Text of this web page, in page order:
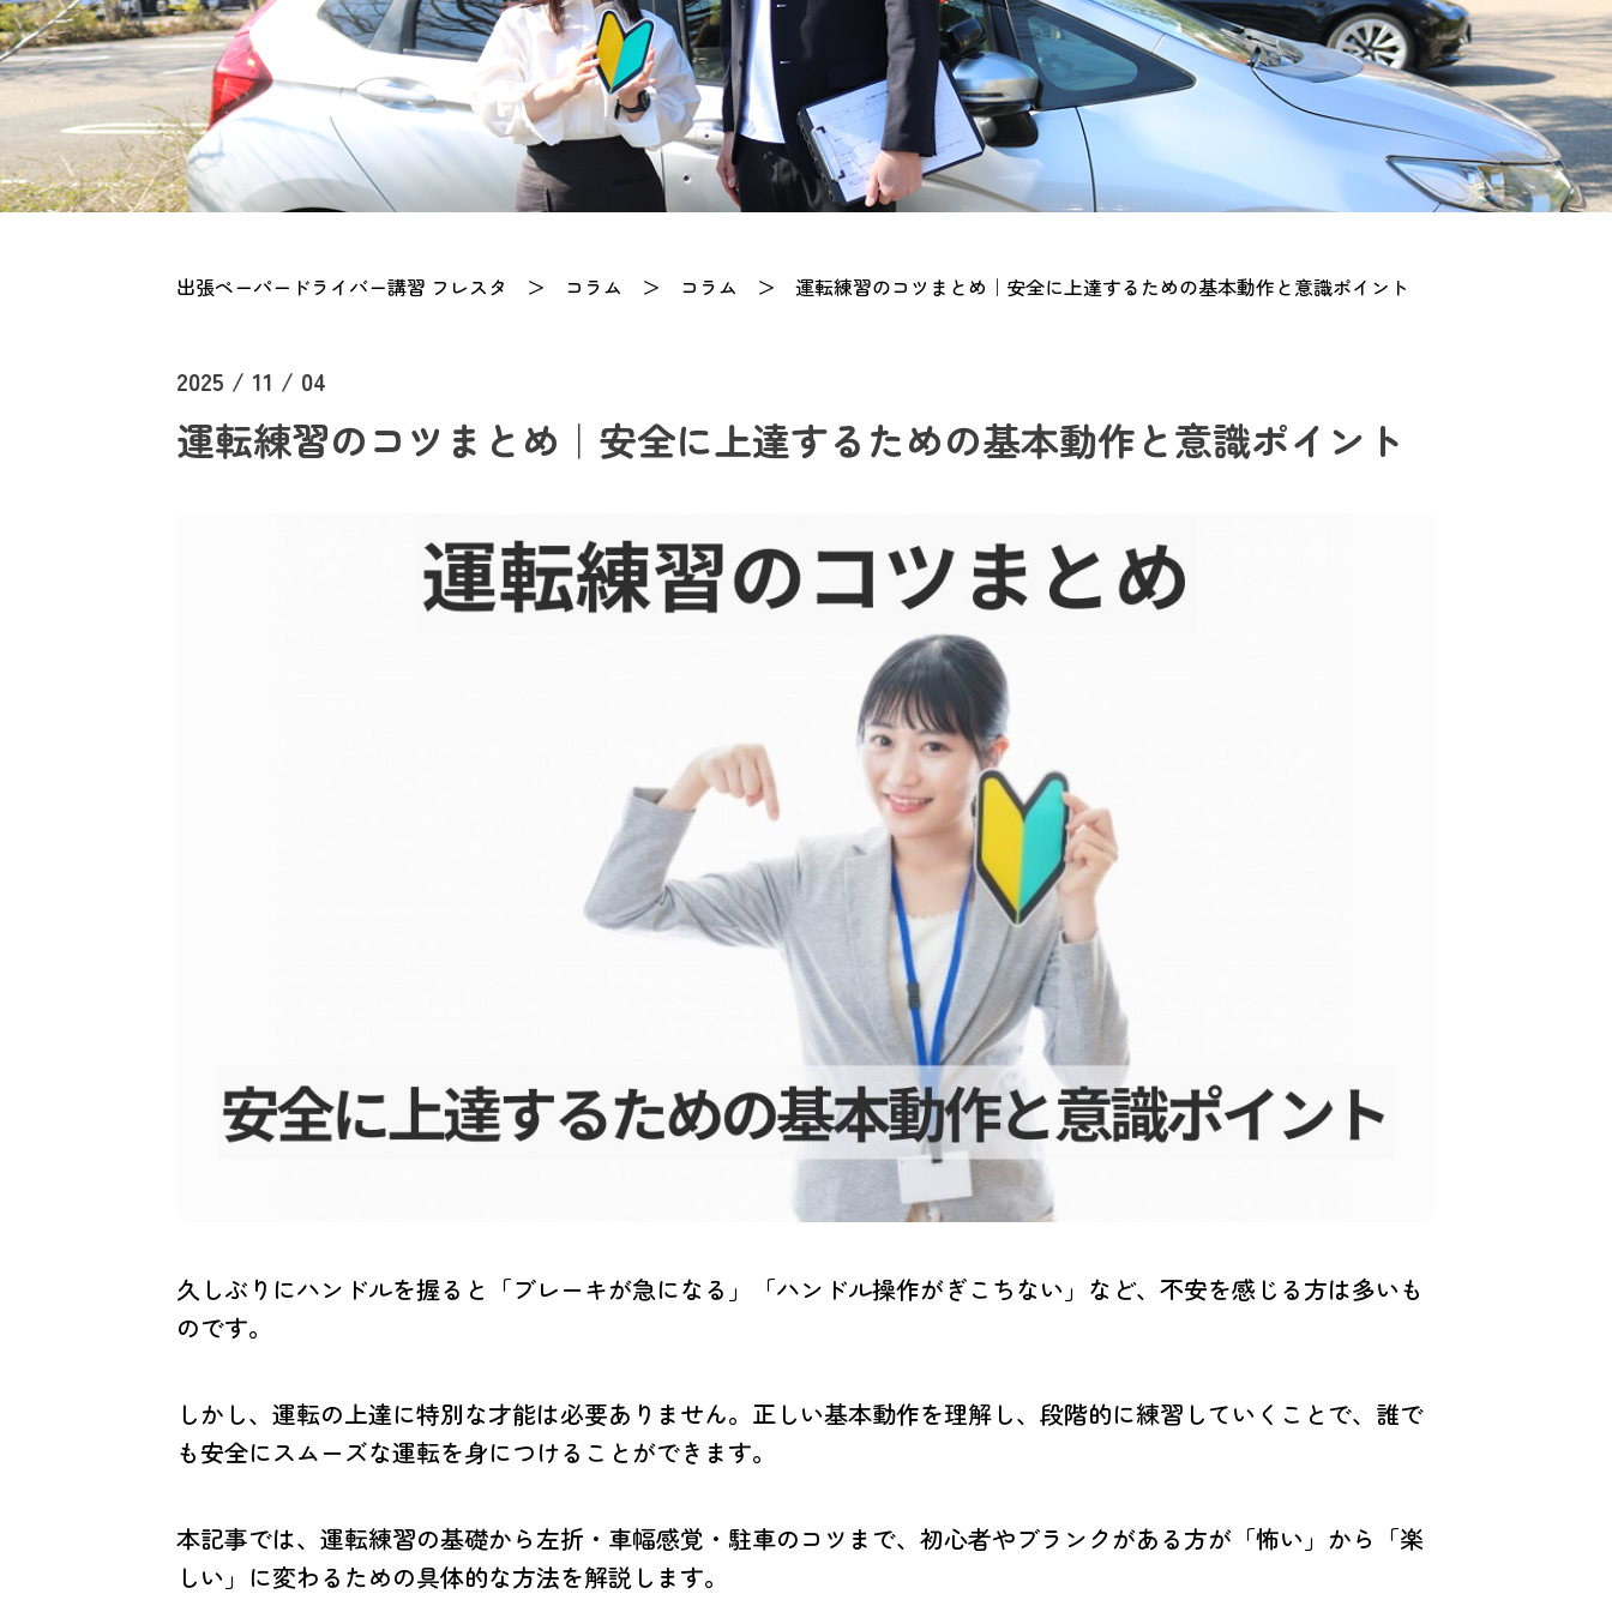
出張ペーパードライバー講習 フレスタ ＞ コラム ＞ コラム ＞ 運転練習のコツまとめ｜安全に上達するための基本動作と意識ポイント
2025 / 11 / 04
運転練習のコツまとめ｜安全に上達するための基本動作と意識ポイント
久しぶりにハンドルを握ると「ブレーキが急になる」「ハンドル操作がぎこちない」など、不安を感じる方は多いも
のです。
しかし、運転の上達に特別な才能は必要ありません。正しい基本動作を理解し、段階的に練習していくことで、誰で
も安全にスムーズな運転を身につけることができます。
本記事では、運転練習の基礎から左折・車幅感覚・駐車のコツまで、初心者やブランクがある方が「怖い」から「楽
しい」に変わるための具体的な方法を解説します。